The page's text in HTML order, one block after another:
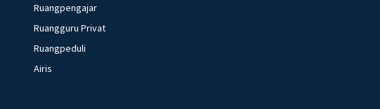
Ruangpengajar
Ruangguru Privat
Ruangpeduli
Airis